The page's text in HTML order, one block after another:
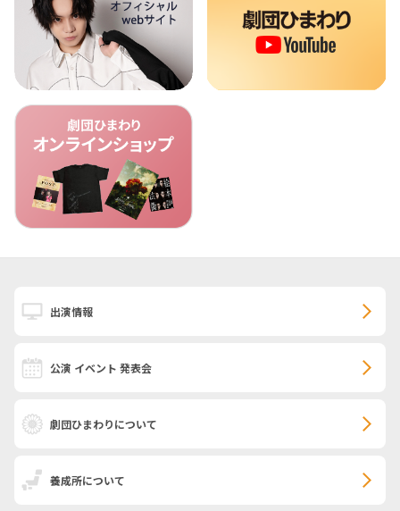
出演情報
公演 イベント 発表会
劇団ひまわりについて
養成所について